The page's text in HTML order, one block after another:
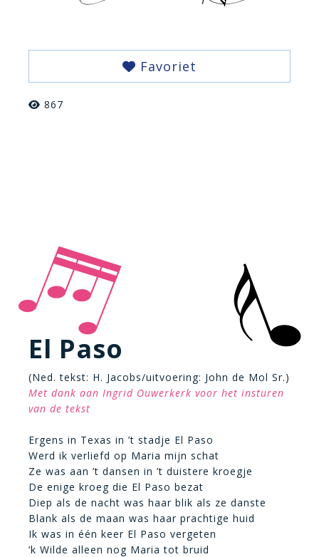
Favoriet
867
El Paso
(Ned. tekst: H. Jacobs/uitvoering: John de Mol Sr.)
Met dank aan Ingrid Ouwerkerk voor het insturen
van de tekst
Ergens in Texas in ’t stadje El Paso
Werd ik verliefd op Maria mijn schat
Ze was aan ’t dansen in ’t duistere kroegje
De enige kroeg die El Paso bezat
Diep als de nacht was haar blik als ze danste
Blank als de maan was haar prachtige huid
Ik was in één keer El Paso vergeten
‘k Wilde alleen nog Maria tot bruid